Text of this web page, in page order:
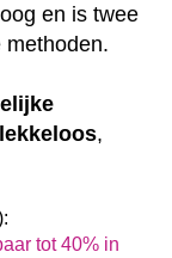
en is twee
methoden.
,
tot 40% in